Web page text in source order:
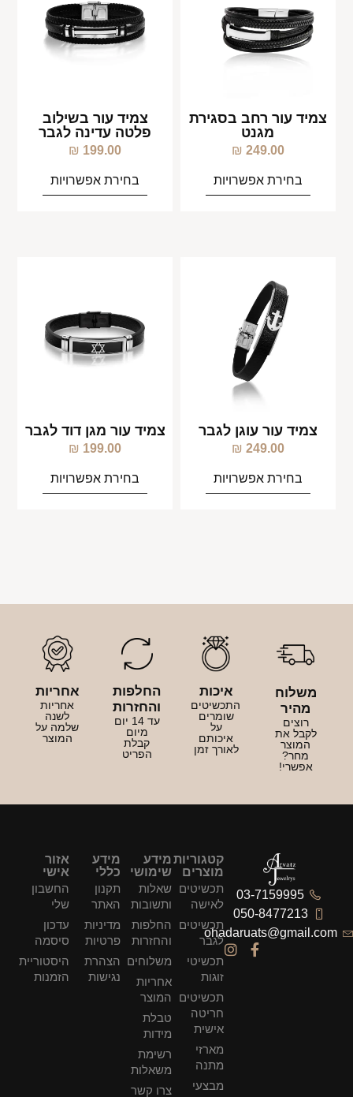
צמיד עור רחב בסגירת
מגנט
249.00
₪
בחירת אפשרויות
צמיד עור בשילוב
פלטה עדינה לגבר
199.00
₪
בחירת אפשרויות
צמיד עור עוגן לגבר
249.00
₪
בחירת אפשרויות
צמיד עור מגן דוד לגבר
199.00
₪
בחירת אפשרויות
משלוח
מהיר
רוצים
לקבל את
המוצר
מחר?
אפשרי!
איכות
התכשיטים
שומרים
על
איכותם
לאורך זמן
החלפות
והחזרות
עד 14 יום
מיום
קבלת
הפריט
אחריות
אחריות
לשנה
שלמה על
המוצר
03-7159995
050-8477213
ohadaruats@gmail.com
קטגוריות
מוצרים
תכשיטים
לאישה
תכשיטים
לגבר
תכשיטי
זוגות
תכשיטים
חריטה
אישית
מארזי
מתנה
מבצעי
מידע
שימושי
שאלות
ותשובות
החלפות
והחזרות
משלוחים
אחריות
המוצר
טבלת
מידות
רשימת
משאלות
צרו קשר
מידע
כללי
תקנון
האתר
מדיניות
פרטיות
הצהרת
נגישות
אזור
אישי
החשבון
שלי
עדכון
סיסמה
היסטוריית
הזמנות